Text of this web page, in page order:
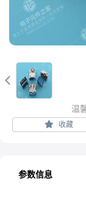

温
收藏
参数信息